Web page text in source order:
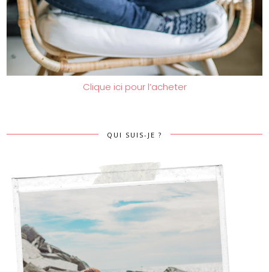
Clique ici pour l’acheter
QUI SUIS-JE ?